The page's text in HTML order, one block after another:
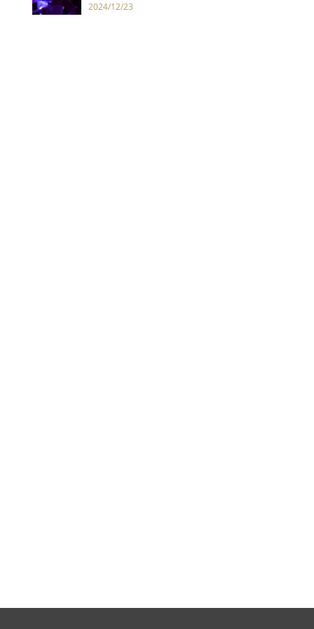
2024/12/23